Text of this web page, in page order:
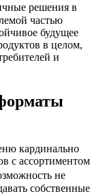
решения в
частью
будущее
в целом,
и
кардинально
с ассортиментом
не
собственные